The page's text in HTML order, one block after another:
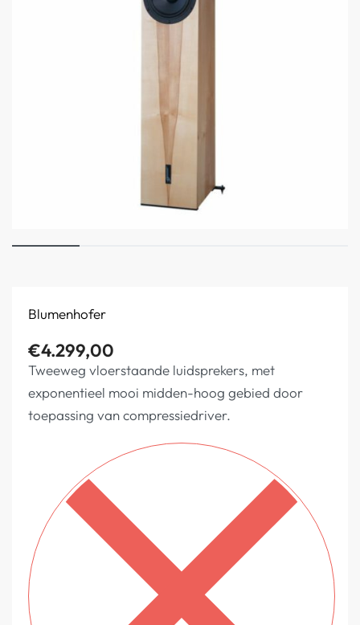
Blumenhofer
€4.299,00
Tweeweg vloerstaande luidsprekers, met
exponentieel mooi midden-hoog gebied door
toepassing van compressiedriver.